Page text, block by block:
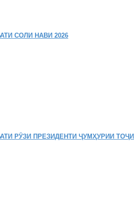
СОЛИ НАВИ 2026
РӮЗИ ПРЕЗИДЕНТИ ҶУМҲУРИИ